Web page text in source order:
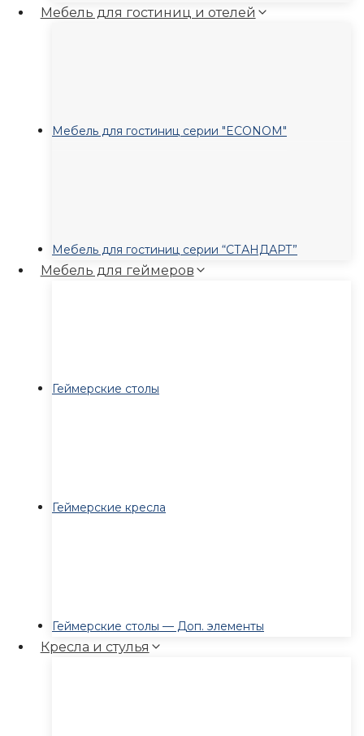
Мебель для гостиниц и отелей
Мебель для гостиниц серии "ECONOM"
Мебель для гостиниц серии “СТАНДАРТ”
Мебель для геймеров
Геймерские столы
Геймерские кресла
Геймерские столы — Доп. элементы
Кресла и стулья